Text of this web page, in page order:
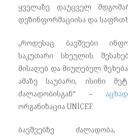
ყველაზე დაუცველ
დეზინფორმაციისა და
„როდესაც ბავშვები
საკუთარი სხეულის
მისაღებ და მიუღებელ
ამაზე საუბარი, ისინი
ძალადობისგან“ –
ორგანიზაცია UNICEF.
ბავშვებზე ძალადობა,